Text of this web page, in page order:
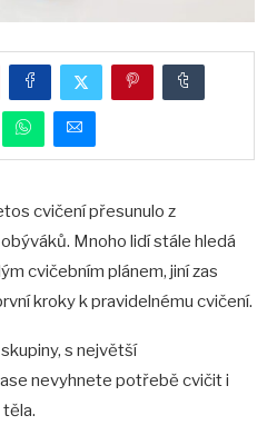
cvičení přesunulo z
Mnoho lidí stále hledá
cvičebním plánem, jiní zas
kroky k pravidelnému cvičení.
s největší
nevyhnete potřebě cvičit i
těla.